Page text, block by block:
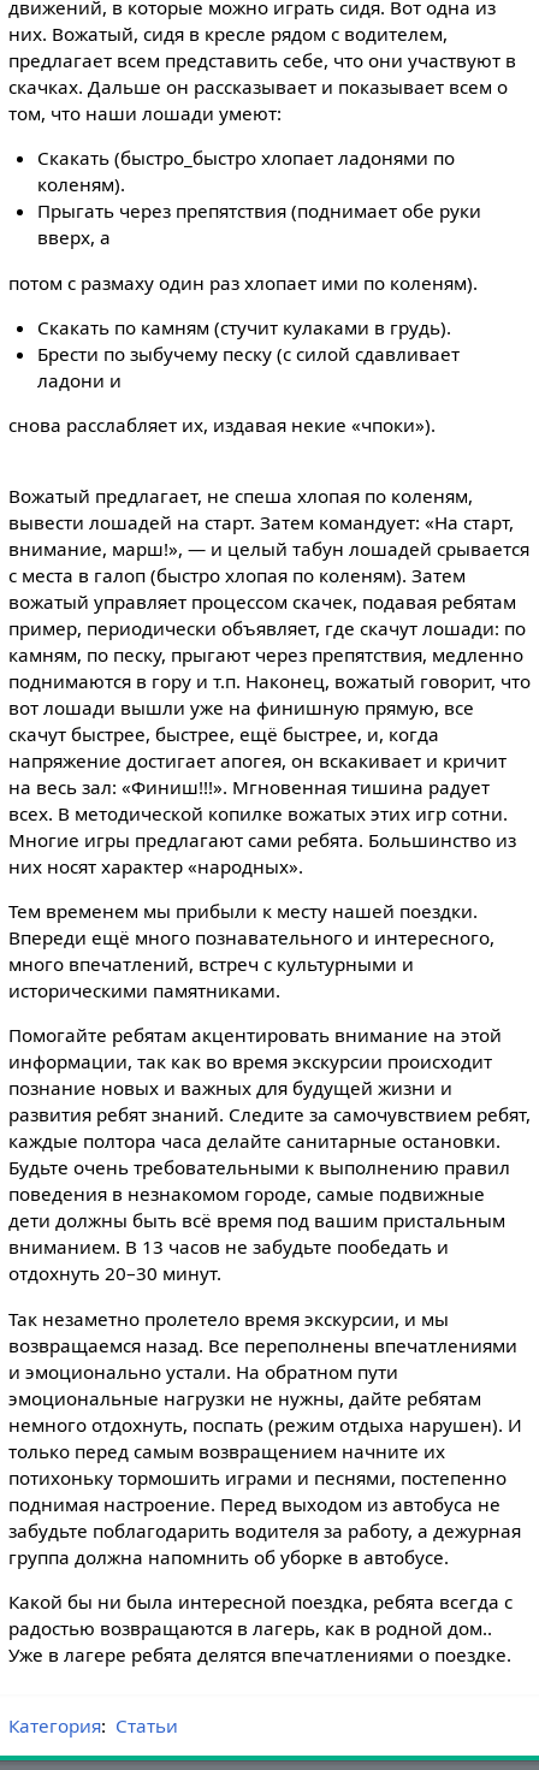
движений, в которые можно играть сидя. Вот одна из
них. Вожатый, сидя в кресле рядом с водителем,
предлагает всем представить себе, что они участвуют в
скачках. Дальше он рассказывает и показывает всем о
том, что наши лошади умеют:
Скакать (быстро_быстро хлопает ладонями по
коленям).
Прыгать через препятствия (поднимает обе руки
вверх, а
потом с размаху один раз хлопает ими по коленям).
Скакать по камням (стучит кулаками в грудь).
Брести по зыбучему песку (с силой сдавливает
ладони и
снова расслабляет их, издавая некие «чпоки»).
Вожатый предлагает, не спеша хлопая по коленям,
вывести лошадей на старт. Затем командует: «На старт,
внимание, марш!», — и целый табун лошадей срывается
с места в галоп (быстро хлопая по коленям). Затем
вожатый управляет процессом скачек, подавая ребятам
пример, периодически объявляет, где скачут лошади: по
камням, по песку, прыгают через препятствия, медленно
поднимаются в гору и т.п. Наконец, вожатый говорит, что
вот лошади вышли уже на финишную прямую, все
скачут быстрее, быстрее, ещё быстрее, и, когда
напряжение достигает апогея, он вскакивает и кричит
на весь зал: «Финиш!!!». Мгновенная тишина радует
всех. В методической копилке вожатых этих игр сотни.
Многие игры предлагают сами ребята. Большинство из
них носят характер «народных».
Тем временем мы прибыли к месту нашей поездки.
Впереди ещё много познавательного и интересного,
много впечатлений, встреч с культурными и
историческими памятниками.
Помогайте ребятам акцентировать внимание на этой
информации, так как во время экскурсии происходит
познание новых и важных для будущей жизни и
развития ребят знаний. Следите за самочувствием ребят,
каждые полтора часа делайте санитарные остановки.
Будьте очень требовательными к выполнению правил
поведения в незнакомом городе, самые подвижные
дети должны быть всё время под вашим пристальным
вниманием. В 13 часов не забудьте пообедать и
отдохнуть 20–30 минут.
Так незаметно пролетело время экскурсии, и мы
возвращаемся назад. Все переполнены впечатлениями
и эмоционально устали. На обратном пути
эмоциональные нагрузки не нужны, дайте ребятам
немного отдохнуть, поспать (режим отдыха нарушен). И
только перед самым возвращением начните их
потихоньку тормошить играми и песнями, постепенно
поднимая настроение. Перед выходом из автобуса не
забудьте поблагодарить водителя за работу, а дежурная
группа должна напомнить об уборке в автобусе.
Какой бы ни была интересной поездка, ребята всегда с
радостью возвращаются в лагерь, как в родной дом..
Уже в лагере ребята делятся впечатлениями о поездке.
Категория: Статьи